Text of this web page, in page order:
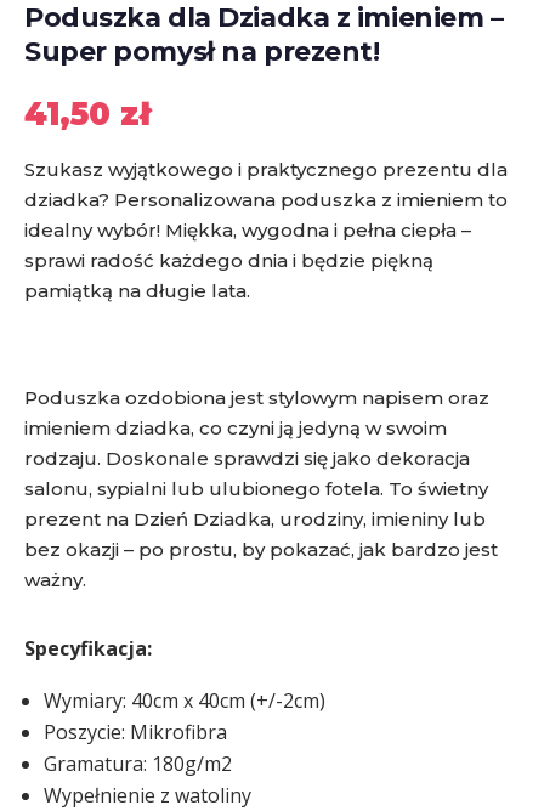
Poduszka dla Dziadka z imieniem –
Super pomysł na prezent!
41,50 zł
Szukasz wyjątkowego i praktycznego prezentu dla
dziadka? Personalizowana poduszka z imieniem to
idealny wybór! Miękka, wygodna i pełna ciepła –
sprawi radość każdego dnia i będzie piękną
pamiątką na długie lata.
Poduszka ozdobiona jest stylowym napisem oraz
imieniem dziadka, co czyni ją jedyną w swoim
rodzaju. Doskonale sprawdzi się jako dekoracja
salonu, sypialni lub ulubionego fotela. To świetny
prezent na Dzień Dziadka, urodziny, imieniny lub
bez okazji – po prostu, by pokazać, jak bardzo jest
ważny.
Specyfikacja:
Wymiary: 40cm x 40cm (+/-2cm)
Poszycie: Mikrofibra
Gramatura: 180g/m2
Wypełnienie z watoliny